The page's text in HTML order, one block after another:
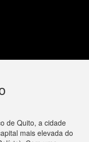
de Quito, a cidade
mais elevada do